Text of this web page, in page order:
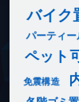
バイク
パーティ
ペット
免震構造